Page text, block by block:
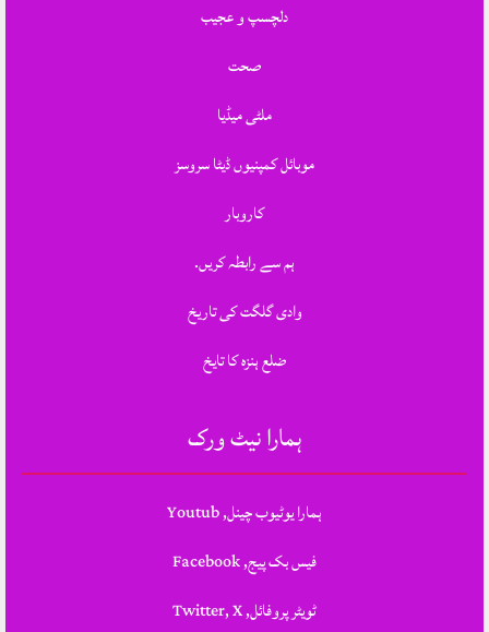
دلچسپ و عجیب
صحت
ملٹی میڈیا
موبائل کمپنیوں ڈیٹا سروسز
کاروبار
ہم سے رابطہ کریں.
وادی گلگت کی تاریخ
ضلع ہنزہ کا تایخ
ہمارا نیٹ ورک
ہمارا یوٹیوب چینل, Youtub
فیس بک پیج, Facebook
ٹویٹر پروفائل, Twitter, X